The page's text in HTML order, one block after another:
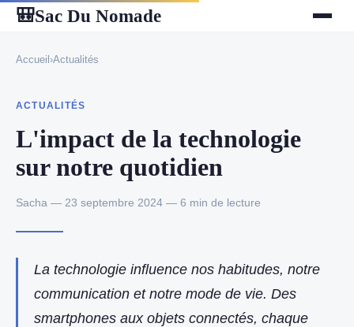
🎒Sac Du Nomade
Accueil ›Actualités
ACTUALITÉS
L'impact de la technologie
sur notre quotidien
Sacha — 23 septembre 2024 — 6 min de lecture
La technologie influence nos habitudes, notre
communication et notre mode de vie. Des
smartphones aux objets connectés, chaque